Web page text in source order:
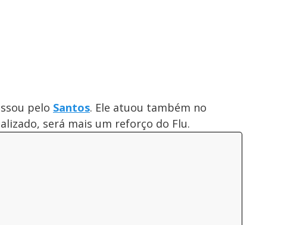
pelo Santos. Ele atuou também no
será mais um reforço do Flu.